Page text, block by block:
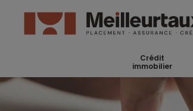
Crédit
immobilier